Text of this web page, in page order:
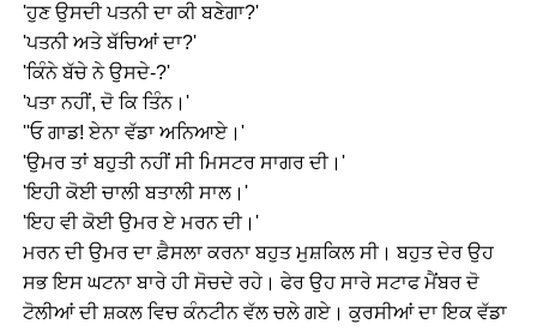
'ਹੁਣ ਉਸਦੀ ਪਤਨੀ ਦਾ ਕੀ ਬਣੇਗਾ?'
'ਪਤਨੀ ਅਤੇ ਬੱਚਿਆਂ ਦਾ?'
'ਕਿੰਨੇ ਬੱਚੇ ਨੇ ਉਸਦੇ-?'
'ਪਤਾ ਨਹੀਂ, ਦੋ ਕਿ ਤਿੰਨ।'
''ਓ ਗਾਡ! ਏਨਾ ਵੱਡਾ ਅਨਿਆਏ।'
'ਉਮਰ ਤਾਂ ਬਹੁਤੀ ਨਹੀਂ ਸੀ ਮਿਸਟਰ ਸਾਗਰ ਦੀ।'
'ਇਹੀ ਕੋਈ ਚਾਲੀ ਬਤਾਲੀ ਸਾਲ।'
'ਇਹ ਵੀ ਕੋਈ ਉਮਰ ਏ ਮਰਨ ਦੀ।'
ਮਰਨ ਦੀ ਉਮਰ ਦਾ ਫ਼ੈਸਲਾ ਕਰਨਾ ਬਹੁਤ ਮੁਸ਼ਕਿਲ ਸੀ। ਬਹੁਤ ਦੇਰ ਉਹ
ਸਭ ਇਸ ਘਟਨਾ ਬਾਰੇ ਹੀ ਸੋਚਦੇ ਰਹੇ। ਫੇਰ ਉਹ ਸਾਰੇ ਸਟਾਫ ਮੈਂਬਰ ਦੋ
ਟੋਲੀਆਂ ਦੀ ਸ਼ਕਲ ਵਿਚ ਕੰਨਟੀਨ ਵੱਲ ਚਲੇ ਗਏ। ਕੁਰਸੀਆਂ ਦਾ ਇਕ ਵੱਡਾ